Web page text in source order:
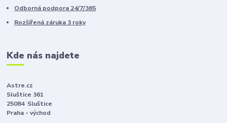
Odborná podpora 24/7/365
Rozšířená záruka 3 roky
Kde nás najdete
Astre.cz
Sluštice 361
25084 Sluštice
Praha - východ